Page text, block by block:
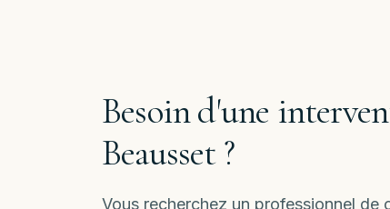
Besoin d'une
Beausset?
Vous recherchez un professionnel